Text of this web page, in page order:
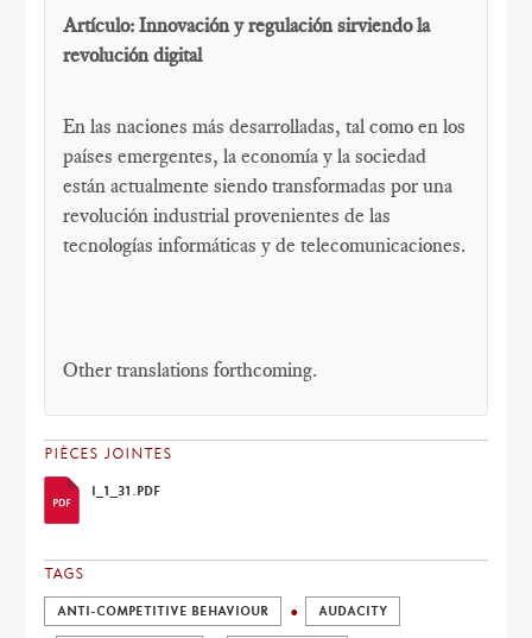
Artículo: Innovación y regulación sirviendo la
revolución digital
En las naciones más desarrolladas, tal como en los
países emergentes, la economía y la sociedad
están actualmente siendo transformadas por una
revolución industrial provenientes de las
tecnologías informáticas y de telecomunicaciones.
Other translations forthcoming.
PIÈCES JOINTES
I_1_31.PDF
TAGS
ANTI-COMPETITIVE BEHAVIOUR AUDACITY